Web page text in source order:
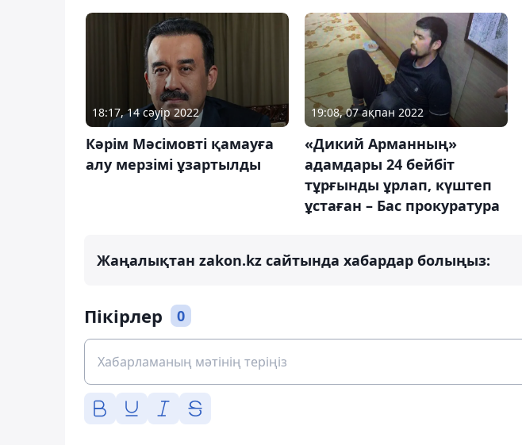
18:17, 14 сәуір 2022
Кәрім Мәсімовті қамауға
алу мерзімі ұзартылды
19:08, 07 ақпан 2022
«Дикий Арманның»
адамдары 24 бейбіт
тұрғынды ұрлап, күштеп
ұстаған – Бас прокуратура
Жаңалықтан zakon.kz сайтында хабардар болыңыз:
Пікірлер 0